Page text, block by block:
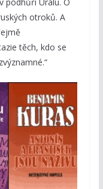
podhůří Uralu. O
otroků. A
těch, kdo se